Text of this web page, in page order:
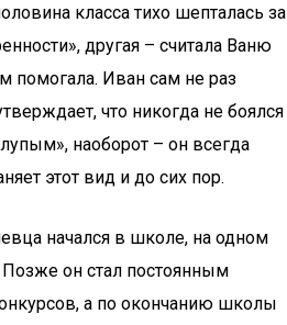
класса тихо шепталась за
другая – считала Ваню
помогала. Иван сам не раз
что никогда не боялся
наоборот – он всегда
этот вид и до сих пор.
начался в школе, на одном
Позже он стал постоянным
а по окончанию школы